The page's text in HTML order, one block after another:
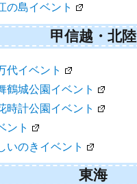
の島イベント
甲信越・北陸
代イベント
鶴城公園イベント
時計公園イベント
ント
いのきイベント
東海